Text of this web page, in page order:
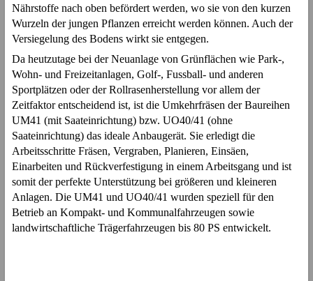
Nährstoffe nach oben befördert werden, wo sie von den kurzen
Wurzeln der jungen Pflanzen erreicht werden können. Auch der
Versiegelung des Bodens wirkt sie entgegen.
Da heutzutage bei der Neuanlage von Grünflächen wie Park-,
Wohn- und Freizeitanlagen, Golf-, Fussball- und anderen
Sportplätzen oder der Rollrasenherstellung vor allem der
Zeitfaktor entscheidend ist, ist die Umkehrfräsen der Baureihen
UM41 (mit Saateinrichtung) bzw. UO40/41 (ohne
Saateinrichtung) das ideale Anbaugerät. Sie erledigt die
Arbeitsschritte Fräsen, Vergraben, Planieren, Einsäen,
Einarbeiten und Rückverfestigung in einem Arbeitsgang und ist
somit der perfekte Unterstützung bei größeren und kleineren
Anlagen. Die UM41 und UO40/41 wurden speziell für den
Betrieb an Kompakt- und Kommunalfahrzeugen sowie
landwirtschaftliche Trägerfahrzeugen bis 80 PS entwickelt.